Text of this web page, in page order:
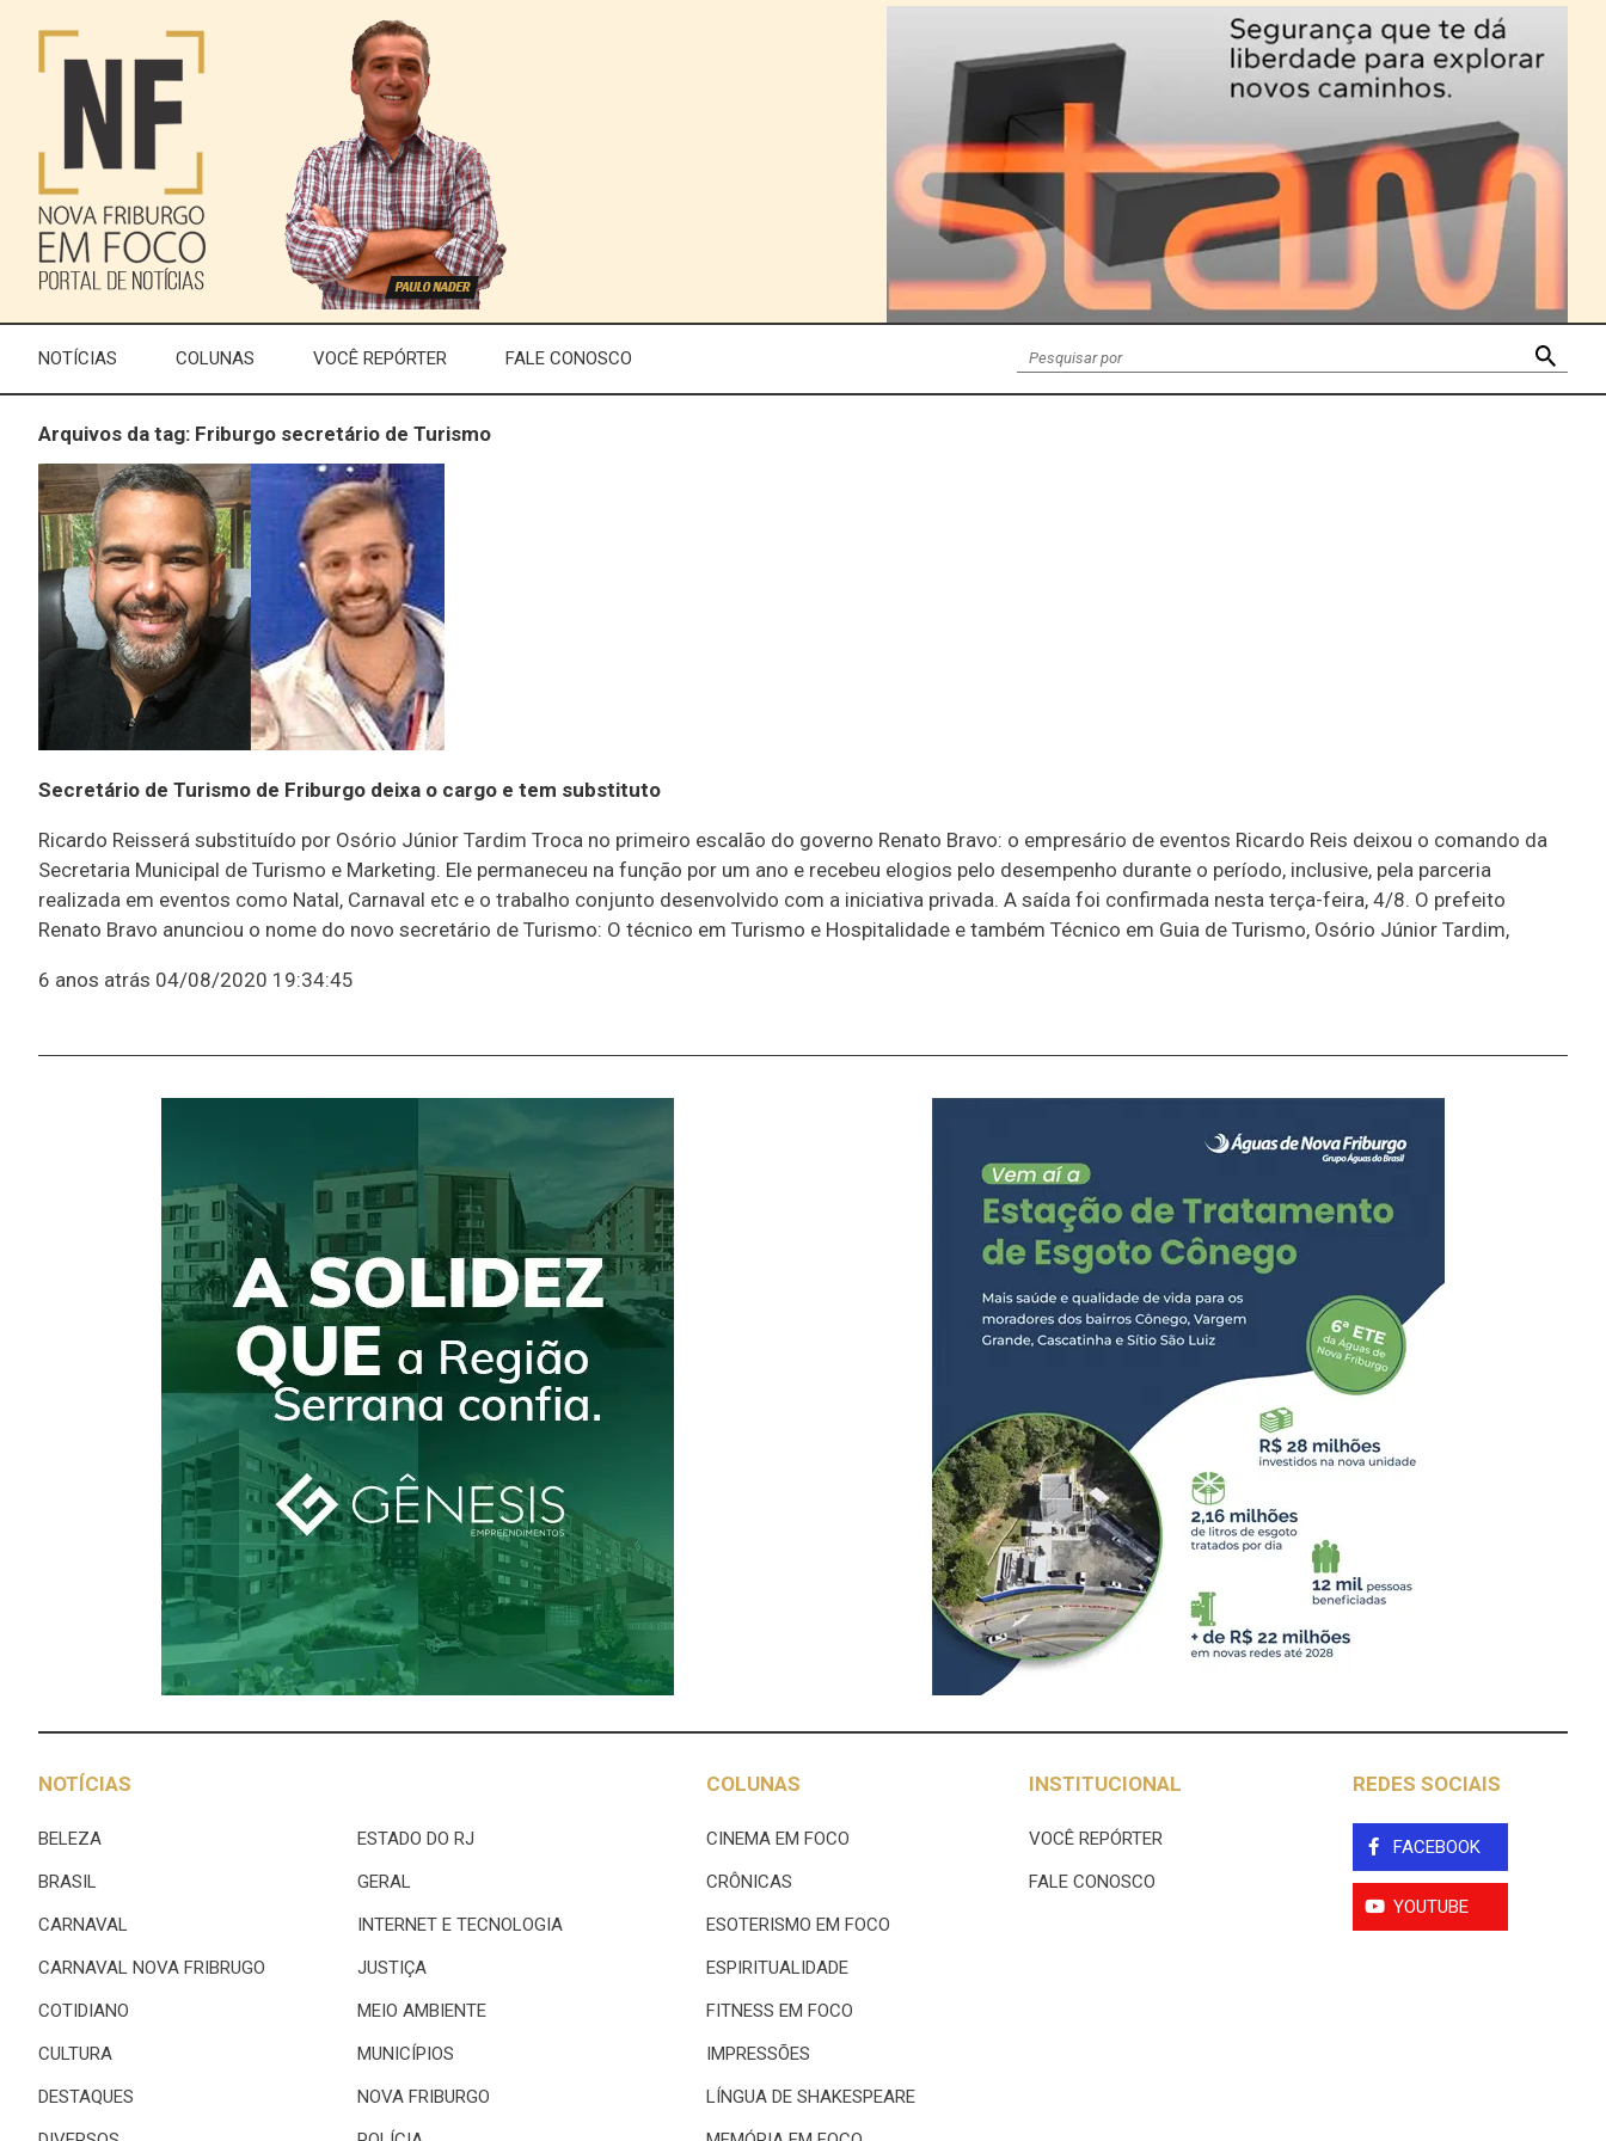
NOTÍCIAS COLUNAS VOCÊ REPÓRTER FALE CONOSCO
Arquivos da tag: Friburgo secretário de Turismo
Secretário de Turismo de Friburgo deixa o cargo e tem substituto
Ricardo Reisserá substituído por Osório Júnior Tardim Troca no primeiro escalão do governo Renato Bravo: o empresário de eventos Ricardo Reis deixou o comando da
Secretaria Municipal de Turismo e Marketing. Ele permaneceu na função por um ano e recebeu elogios pelo desempenho durante o período, inclusive, pela parceria
realizada em eventos como Natal, Carnaval etc e o trabalho conjunto desenvolvido com a iniciativa privada. A saída foi confirmada nesta terça-feira, 4/8. O prefeito
Renato Bravo anunciou o nome do novo secretário de Turismo: O técnico em Turismo e Hospitalidade e também Técnico em Guia de Turismo, Osório Júnior Tardim,
6 anos atrás 04/08/2020 19:34:45
NOTÍCIAS
BELEZA
BRASIL
CARNAVAL
CARNAVAL NOVA FRIBRUGO
COTIDIANO
CULTURA
DESTAQUES
ESTADO DO RJ
GERAL
INTERNET E TECNOLOGIA
JUSTIÇA
MEIO AMBIENTE
MUNICÍPIOS
NOVA FRIBURGO
COLUNAS
CINEMA EM FOCO
CRÔNICAS
ESOTERISMO EM FOCO
ESPIRITUALIDADE
FITNESS EM FOCO
IMPRESSÕES
LÍNGUA DE SHAKESPEARE
INSTITUCIONAL
VOCÊ REPÓRTER
FALE CONOSCO
REDES SOCIAIS
FACEBOOK
YOUTUBE